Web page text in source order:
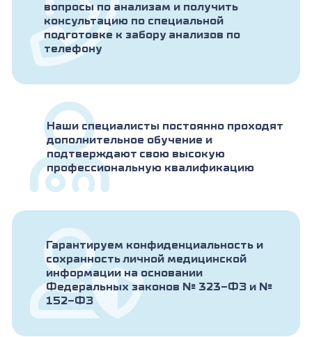
вопросы по анализам и получить
консультацию по специальной
подготовке к забору анализов по
телефону
Наши специалисты постоянно проходят
дополнительное обучение и
подтверждают свою высокую
профессиональную квалификацию
Гарантируем конфиденциальность и
сохранность личной медицинской
информации на основании
Федеральных законов № 323-ФЗ и №
152-ФЗ